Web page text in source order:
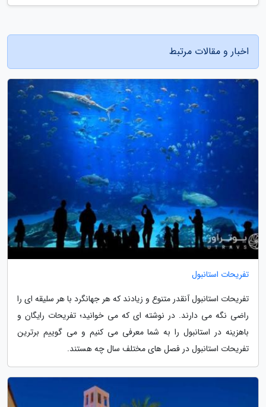
اخبار و مقالات مرتبط
تفریحات استانبول
تفریحات استانبول آنقدر متنوع و زیادند که هر جهانگرد با هر سلیقه ای را
راضی نگه می دارند. در نوشته ای که می خوانید؛ تفریحات رایگان و
باهزینه در استانبول را به شما معرفی می کنیم و می گوییم برترین
تفریحات استانبول در فصل های مختلف سال چه هستند.